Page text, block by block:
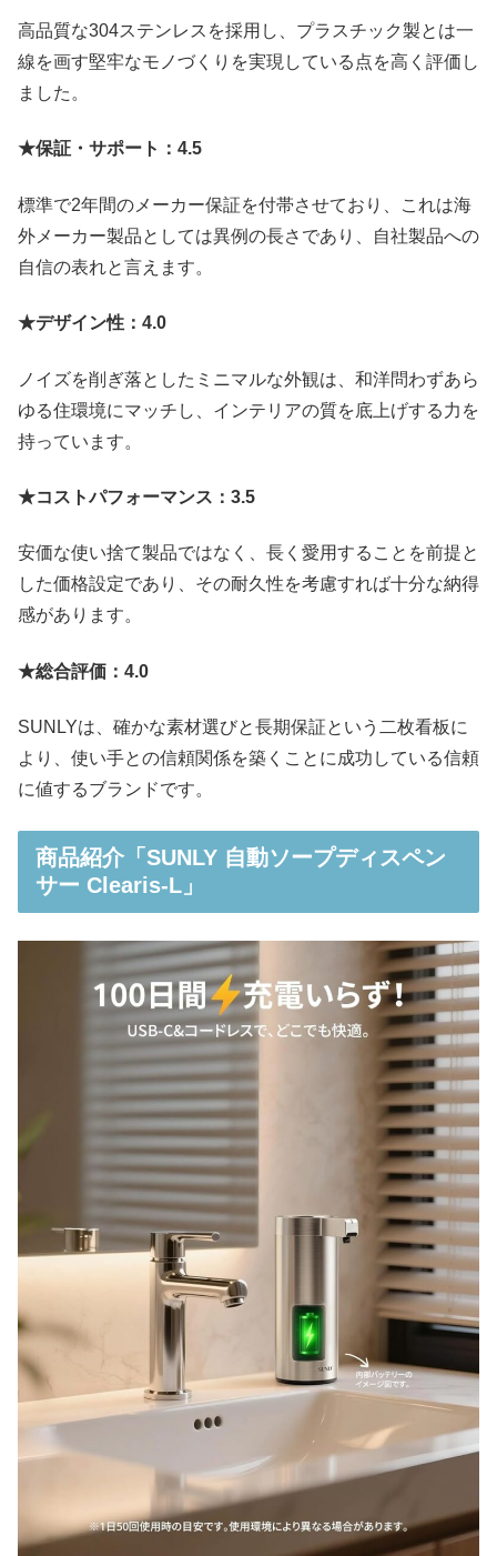
高品質な304ステンレスを採用し、プラスチック製とは一
線を画す堅牢なモノづくりを実現している点を高く評価し
ました。
★保証・サポート：4.5
標準で2年間のメーカー保証を付帯させており、これは海
外メーカー製品としては異例の長さであり、自社製品への
自信の表れと言えます。
★デザイン性：4.0
ノイズを削ぎ落としたミニマルな外観は、和洋問わずあら
ゆる住環境にマッチし、インテリアの質を底上げする力を
持っています。
★コストパフォーマンス：3.5
安価な使い捨て製品ではなく、長く愛用することを前提と
した価格設定であり、その耐久性を考慮すれば十分な納得
感があります。
★総合評価：4.0
SUNLYは、確かな素材選びと長期保証という二枚看板に
より、使い手との信頼関係を築くことに成功している信頼
に値するブランドです。
商品紹介「SUNLY 自動ソープディスペン
サー Clearis-L」